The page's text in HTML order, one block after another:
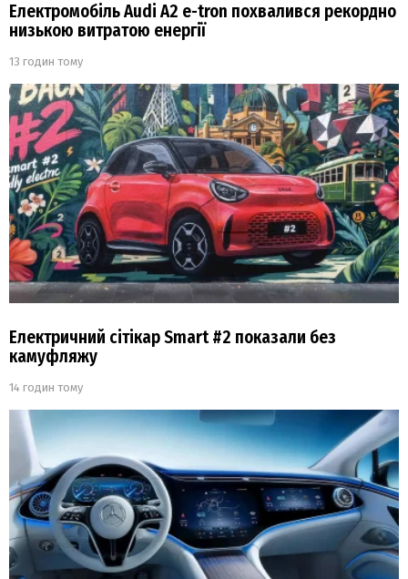
Електромобіль Audi A2 e-tron похвалився рекордно
низькою витратою енергії
13 годин тому
Електричний сітікар Smart #2 показали без
камуфляжу
14 годин тому